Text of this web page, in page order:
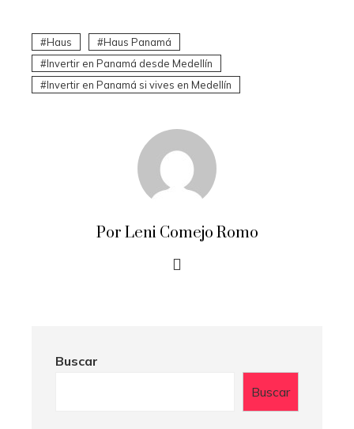
Haus
Haus Panamá
Invertir en Panamá desde Medellín
Invertir en Panamá si vives en Medellín
Por Leni Comejo Romo
Buscar
Buscar